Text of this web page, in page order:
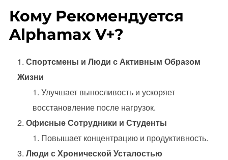
Кому Рекомендуется
Alphamax V+?
Спортсмены и Люди с Активным Образом
Жизни
Улучшает выносливость и ускоряет
восстановление после нагрузок.
Офисные Сотрудники и Студенты
Повышает концентрацию и продуктивность.
Люди с Хронической Усталостью